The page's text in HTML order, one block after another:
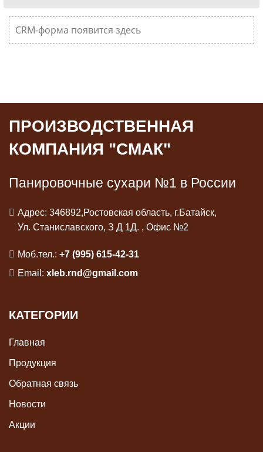
CRM-форма появится здесь
ПРОИЗВОДСТВЕННАЯ
КОМПАНИЯ "СМАК"
Панировочные сухари №1 в России
Адрес: 346892,Ростовская область, г.Батайск,
Ул. Станиславского, З Д 1Д. , Офис №2
Моб.тел.: +7 (995) 615-42-31
Email: xleb.rnd@gmail.com
КАТЕГОРИИ
Главная
Продукция
Обратная связь
Новости
Акции